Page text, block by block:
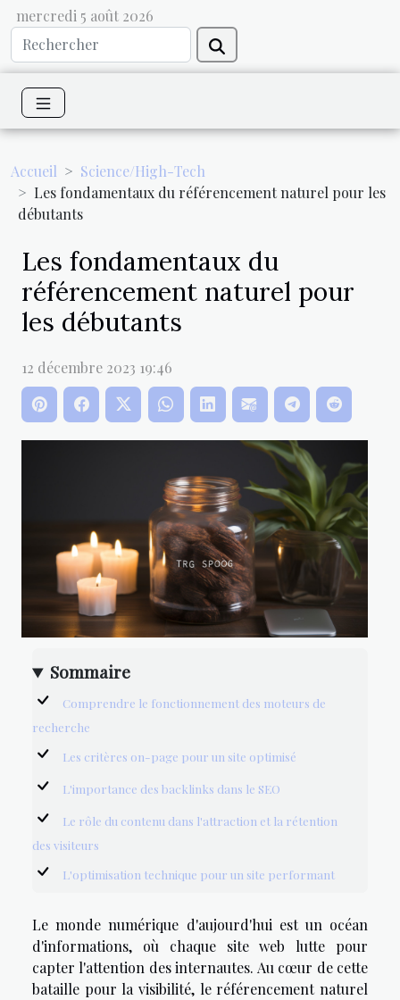
mercredi 5 août 2026
Accueil
Science/High-Tech
Les fondamentaux du référencement naturel pour les
débutants
Les fondamentaux du
référencement naturel pour
les débutants
12 décembre 2023 19:46
Sommaire
Comprendre le fonctionnement des moteurs de
recherche
Les critères on-page pour un site optimisé
L'importance des backlinks dans le SEO
Le rôle du contenu dans l'attraction et la rétention
des visiteurs
L'optimisation technique pour un site performant
Le monde numérique d'aujourd'hui est un océan
d'informations, où chaque site web lutte pour
capter l'attention des internautes. Au cœur de cette
bataille pour la visibilité, le référencement naturel